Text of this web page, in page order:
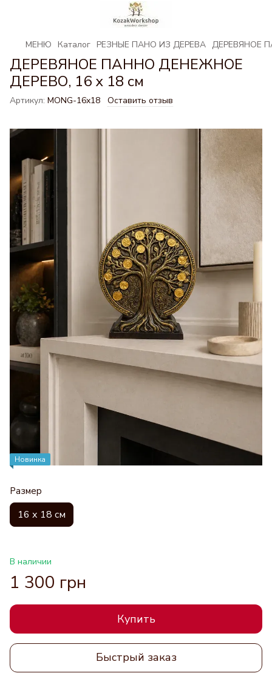
МЕНЮ Каталог РЕЗНЫЕ ПАНО ИЗ ДЕРЕВА ДЕРЕВЯНОЕ
ДЕРЕВЯНОЕ ПАННО ДЕНЕЖНОЕ
ДЕРЕВО, 16 х 18 см
Артикул: MONG-16x18 Оставить отзыв
Новинка
Размер
16 х 18 см
В наличии
1 300 грн
Купить
Быстрый заказ